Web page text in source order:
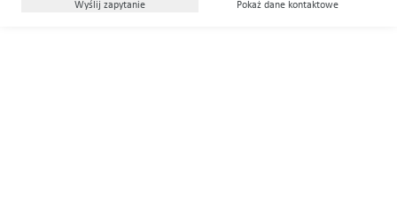
Wyślij zapytanie Pokaż dane kontaktowe